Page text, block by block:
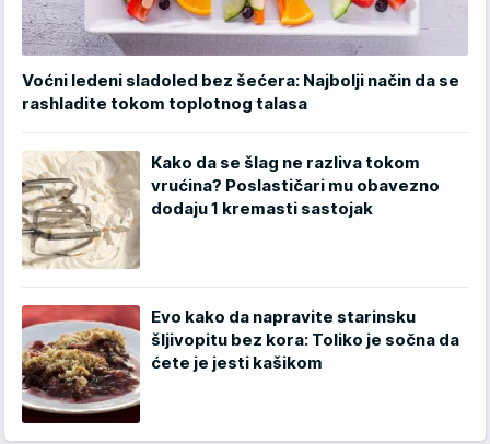
Voćni ledeni sladoled bez šećera: Najbolji način da se
rashladite tokom toplotnog talasa
Kako da se šlag ne razliva tokom
vrućina? Poslastičari mu obavezno
dodaju 1 kremasti sastojak
Evo kako da napravite starinsku
šljivopitu bez kora: Toliko je sočna da
ćete je jesti kašikom